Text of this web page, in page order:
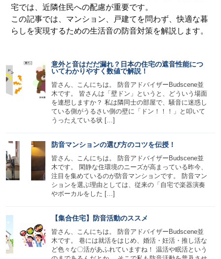
宅では、近隣住民への配慮が重要です。
この記事では、マンション、戸建てを問わず、快適な暮
らしを実現するための生活音の防音対策を解説します。
意外と音はだだ漏れ？日本の住宅の遮音性能につ
いてわかりやすく数値で解説！
皆さん、こんにちは。 防音アドバイザーBudscene並
木です。 皆さんは「壁ドン」というと、どういう場面
を連想しますか？ 私は隣同士の部屋で、騒音に迷惑し
ている側がうるさい側の壁に「ドン！！！」と叩いて
うったえている状 […]
防音マンションの選び方のコツを伝授！
皆さん、こんにちは。 防音アドバイザーBudscene並
木です。 閑静な住環境のニーズが高まっている昨今、
注目を集めているのが防音マンションです。 防音マン
ションを選ぶ理由としては、従来の「自宅で楽器演奏
やボーカルをした […]
【集合住宅】防音活動のススメ
皆さん、こんにちは。 防音アドバイザーBudscene並
木です。 巷には就活をはじめ、婚活・妊活・推し活な
ど色々な〇活があふれていますね！ 温活や眠活という